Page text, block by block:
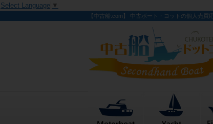
Select Language ▼
【中古船.com】 中古ボート・ヨットの個人売買